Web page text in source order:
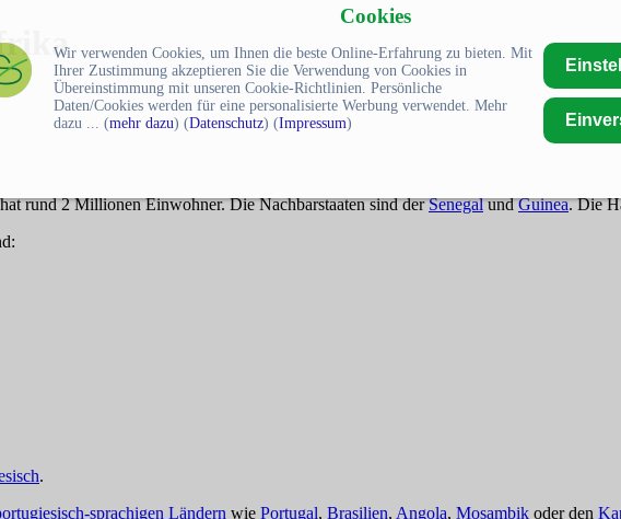
Cookies
Wir verwenden Cookies, um Ihnen die beste Online-Erfahrung zu bieten. Mit
Ihrer Zustimmung akzeptieren Sie die Verwendung von Cookies in
Übereinstimmung mit unseren Cookie-Richtlinien. Persönliche
Daten/Cookies werden für eine personalisierte Werbung verwendet. Mehr
dazu ... (mehr dazu) (Datenschutz) (Impressum)
rund 2 Millionen Einwohner. Die Nachbarstaaten sind derSenegalundGuinea. Die
.
sprachigen Ländern wie Portugal, Brasilien, Angola, Mosambik oder den